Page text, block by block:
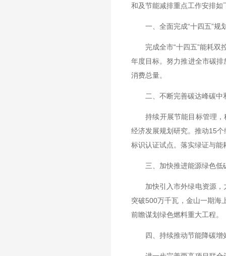
和及节能减排重点工作安排如
一、全面完成“十四五”规
完成全市“十四五”能耗双控
年度目标。努力推进全市碳
消费总量。
二、不断完善碳达峰碳中
持续开展节能目标管理，科
经济发展规划研究。推动15
标识认证试点。落实绿证与
三、加快推进能源绿色低
加快引入市外绿电资源，力
突破500万千瓦，金山一期海
前瞻谋划绿色燃料重大工程。
四、持续推动节能降碳增